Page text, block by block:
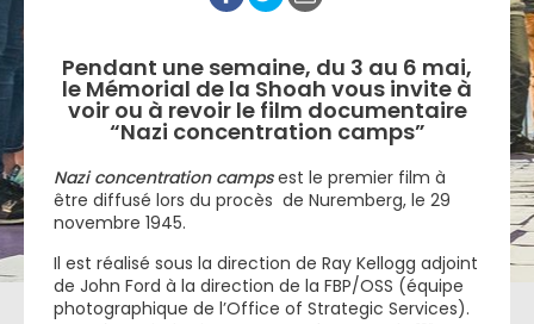
Pendant une semaine, du 3 au 6 mai,
le Mémorial de la Shoah vous invite à
voir ou à revoir le film documentaire
“Nazi concentration camps”
Nazi concentration campsest le premier film à
être diffusé lors du procès de Nuremberg, le 29
novembre 1945.
Il est réalisé sous la direction de Ray Kellogg adjoint
de John Ford à la direction de la FBP/OSS (équipe
photographique de l’Office of Strategic Services).